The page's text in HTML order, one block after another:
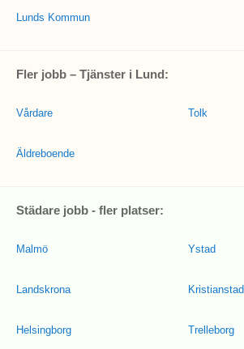
Lunds Kommun
Fler jobb – Tjänster i Lund:
Vårdare
Äldreboende
Tolk
Städare jobb - fler platser:
Malmö
Landskrona
Helsingborg
Ystad
Kristianstad
Trelleborg